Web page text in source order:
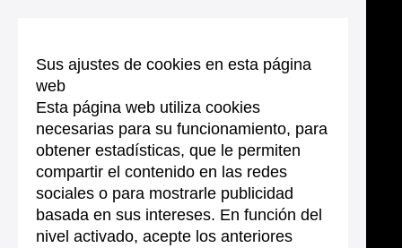
Sus ajustes de cookies en esta página
web
Esta página web utiliza cookies
necesarias para su funcionamiento, para
obtener estadísticas, que le permiten
compartir el contenido en las redes
sociales o para mostrarle publicidad
basada en sus intereses. En función del
nivel activado, acepte los anteriores